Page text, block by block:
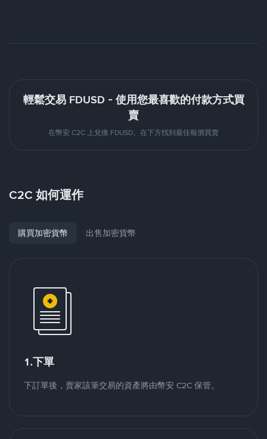
輕鬆交易 FDUSD - 使用您最喜歡的付款方式買
賣
在幣安 C2C 上兌換 FDUSD。在下方找到最佳報價買賣
C2C 如何運作
購買加密貨幣 出售加密貨幣
1.下單
下訂單後，賣家該筆交易的資產將由幣安 C2C 保管。